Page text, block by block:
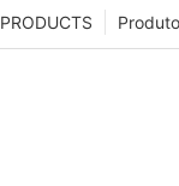
PRODUCTS